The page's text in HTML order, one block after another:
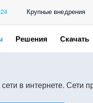
Крупные внедрения
Решения Скачать
в интернете. Сети